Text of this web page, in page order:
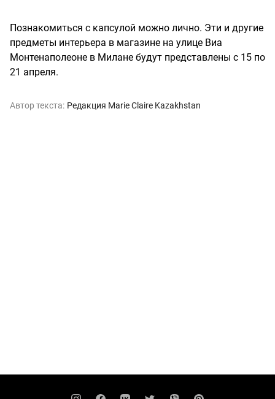
Познакомиться с капсулой можно лично. Эти и другие
предметы интерьера в магазине на улице Виа
Монтенаполеоне в Милане будут представлены с 15 по
21 апреля.
Автор текста: Редакция Marie Claire Kazakhstan